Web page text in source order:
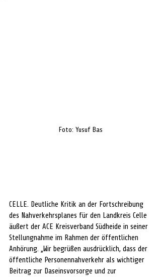
Foto: Yusuf Bas
CELLE. Deutliche Kritik an der Fortschreibung
des Nahverkehrsplanes für den Landkreis Celle
äußert der ACE Kreisverband Südheide in seiner
Stellungnahme im Rahmen der öffentlichen
Anhörung. „Wir begrüßen ausdrücklich, dass der
öffentliche Personennahverkehr als wichtiger
Beitrag zur Daseinsvorsorge und zur